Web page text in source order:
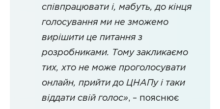
співпрацювати і, мабуть, до кінця
голосування ми не зможемо
вирішити це питання з
розробниками. Тому закликаємо
тих, хто не може проголосувати
онлайн, прийти до ЦНАПу і таки
віддати свій голос», – пояснює